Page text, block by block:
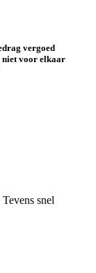
vergoed
niet voor elkaar
snel